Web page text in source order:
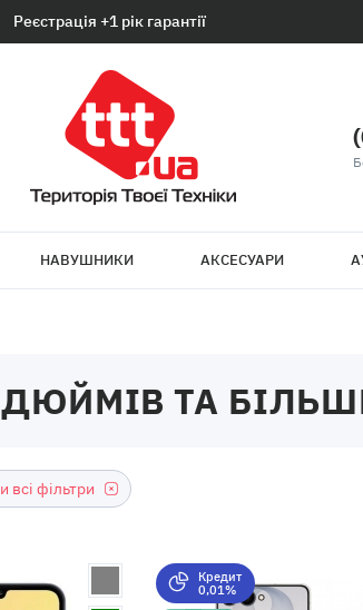
Реєстрація +1 рік гарантії
НАВУШНИКИ АКСЕСУАРИ
ТА
всі фільтри
Кредит
0,01%